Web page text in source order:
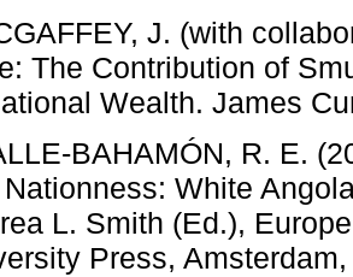
J. (with
The Contribution of
Wealth. James
BAHAMÓN, R. E.
White
L. Smith (Ed.),
Press,